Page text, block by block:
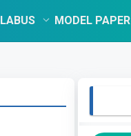
MODEL PAPER